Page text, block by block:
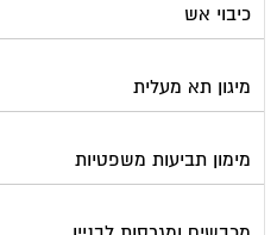
כיבוי אש
מיגון תא מעלית
מימון תביעות משפטיות